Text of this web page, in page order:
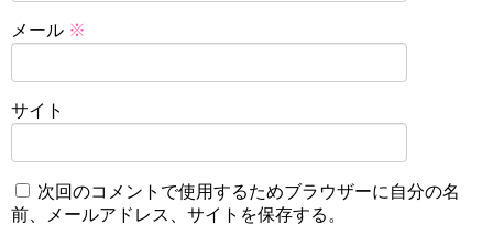
メール ※
サイト
次回のコメントで使用するためブラウザーに自分の名
前、メールアドレス、サイトを保存する。